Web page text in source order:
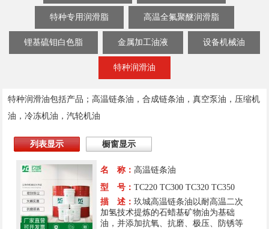
特种专用润滑脂 高温全氟聚醚润滑脂
锂基硫钼白色脂 金属加工油液 设备机械油
特种润滑油
特种润滑油包括产品；高温链条油，合成链条油，真空泵油，压缩机
油，冷冻机油，汽轮机油
列表显示 橱窗显示
名 称：高温链条油
型 号：TC220 TC300 TC320 TC350
描 述：玖城高温链条油以耐高温二次
加氢技术提炼的石蜡基矿物油为基础
油，并添加抗氧、抗磨、极压、防锈等